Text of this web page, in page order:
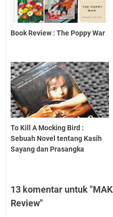
Book Review : The Poppy War
To Kill A Mocking Bird :
Sebuah Novel tentang Kasih
Sayang dan Prasangka
13 komentar untuk
Review"